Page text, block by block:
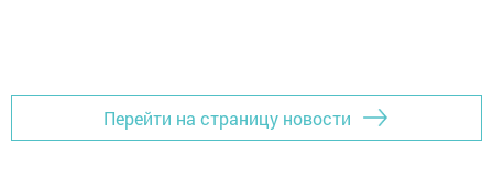
Перейти на страницу новости